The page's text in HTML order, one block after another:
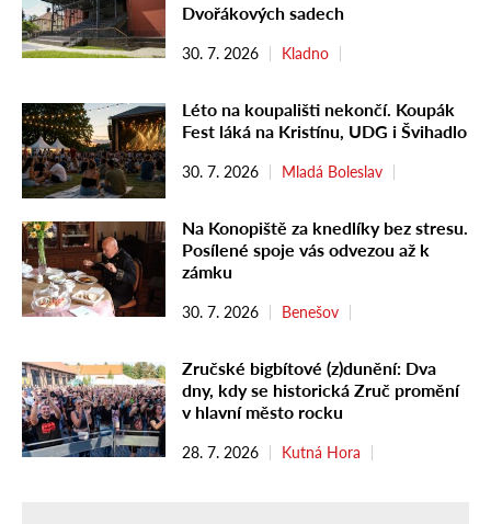
Dvořákových sadech
30. 7. 2026 Kladno
Léto na koupališti nekončí. Koupák
Fest láká na Kristínu, UDG i Švihadlo
30. 7. 2026 Mladá Boleslav
Na Konopiště za knedlíky bez stresu.
Posílené spoje vás odvezou až k
zámku
30. 7. 2026 Benešov
Zručské bigbítové (z)dunění: Dva
dny, kdy se historická Zruč promění
v hlavní město rocku
28. 7. 2026 Kutná Hora